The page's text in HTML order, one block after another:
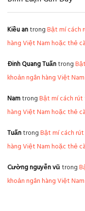
Kiều antrongBật mí cách
hàng Việt Nam hoặc thẻ
Đinh Quang Tuấntrong
khoản ngân hàng Việt
NamtrongBật mí cách rút
hàng Việt Nam hoặc thẻ
TuấntrongBật mí cách
hàng Việt Nam hoặc thẻ
Cường nguyễn vũtrong
khoản ngân hàng Việt